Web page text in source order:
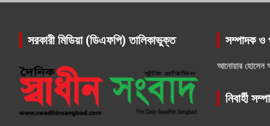
সরকারী মিডিয়া (ডিএফপি) তালিকাভুক্ত সম্পাদক ও
আনোয়ার হোসেন
নিবার্হী